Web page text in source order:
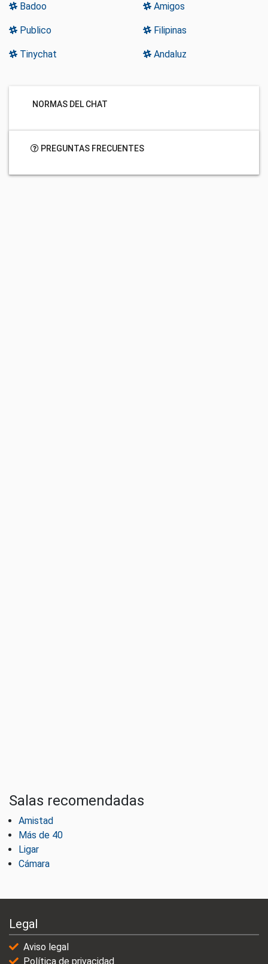
Badoo Amigos
Publico Filipinas
Tinychat Andaluz
NORMAS DEL CHAT
PREGUNTAS FRECUENTES
Salas recomendadas
Amistad
Más de 40
Ligar
Cámara
Legal
Aviso legal
Política de privacidad